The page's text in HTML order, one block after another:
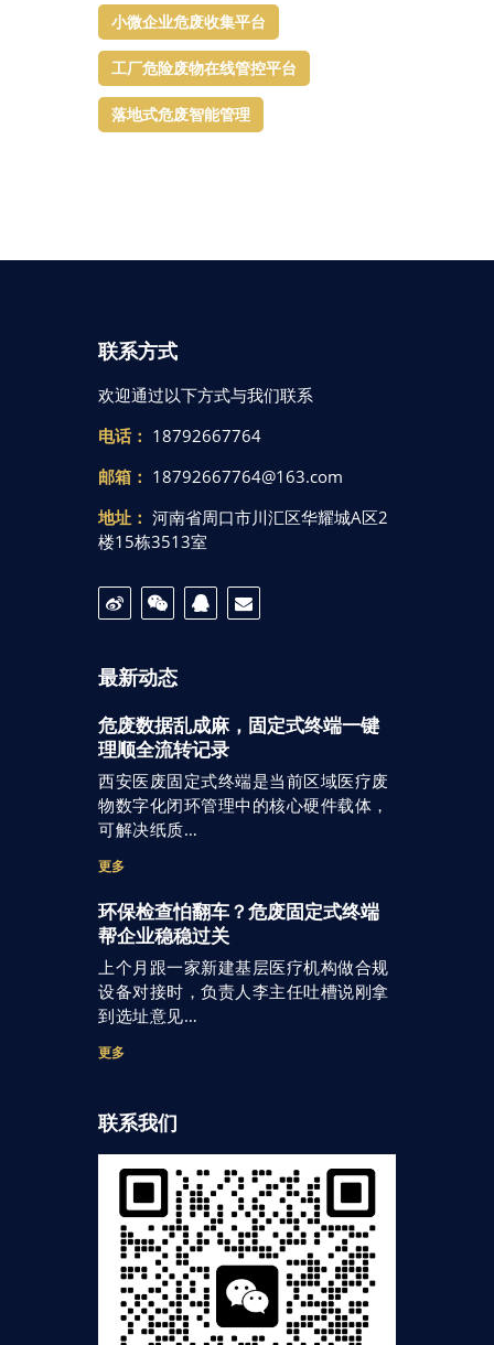
小微企业危废收集平台
工厂危险废物在线管控平台
落地式危废智能管理
联系方式
欢迎通过以下方式与我们联系
电话： 18792667764
邮箱： 18792667764@163.com
地址： 河南省周口市川汇区华耀城A区2
楼15栋3513室
最新动态
危废数据乱成麻，固定式终端一键
理顺全流转记录
西安医废固定式终端是当前区域医疗废
物数字化闭环管理中的核心硬件载体，
可解决纸质…
更多
环保检查怕翻车？危废固定式终端
帮企业稳稳过关
上个月跟一家新建基层医疗机构做合规
设备对接时，负责人李主任吐槽说刚拿
到选址意见…
更多
联系我们